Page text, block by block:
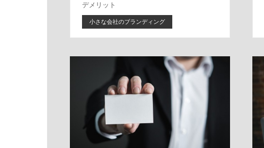
デメリット
小さな会社のブランディング